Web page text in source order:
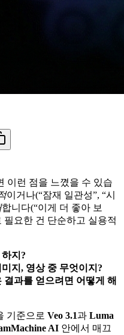
이런 점을 느꼈을 수 있습
이거나(“잠재 일관성”, “시
합니다(“이게 더 좋아 보
필요한 건 단순하고 실용적
지?
지, 영상 중 무엇이지?
과를 얻으려면 어떻게 해
기준으로 Veo 3.1과 Luma
AI 안에서 매끄